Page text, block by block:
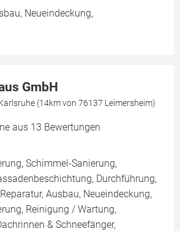
Neueindeckung,
GmbH
(14km von 76137 Leimersheim)
aus 13 Bewertungen
Schimmel-Sanierung,
Durchführung,
Ausbau, Neueindeckung,
Reinigung / Wartung,
& Schneefänger,